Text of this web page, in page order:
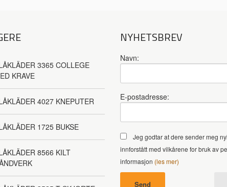
3365 COLLEGE
KRAVE
4027 KNEPUTER
1725 BUKSE
8566 KILT
NYHETSBREV
Navn:
E-postadresse:
Jeg godtar at dere sender meg
innforstått med vilkårene for bruk av
informasjon (les mer)